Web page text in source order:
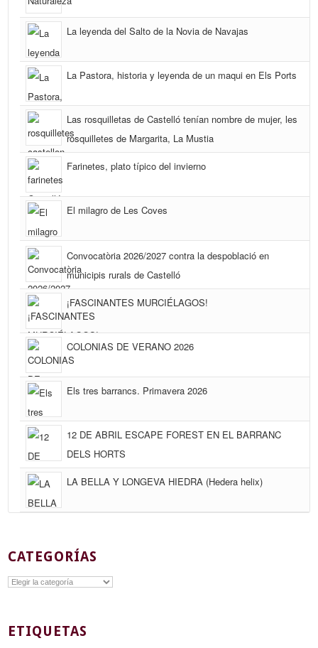
La leyenda del Salto de la Novia de Navajas
La Pastora, historia y leyenda de un maqui en Els Ports
Las rosquilletas de Castelló tenían nombre de mujer, les
rosquilletes de Margarita, La Mustia
Farinetes, plato típico del invierno
El milagro de Les Coves
Convocatòria 2026/2027 contra la despoblació en
municipis rurals de Castelló
¡FASCINANTES MURCIÉLAGOS!
COLONIAS DE VERANO 2026
Els tres barrancs. Primavera 2026
12 DE ABRIL ESCAPE FOREST EN EL BARRANC
DELS HORTS
LA BELLA Y LONGEVA HIEDRA (Hedera helix)
CATEGORÍAS
Categorías
ETIQUETAS